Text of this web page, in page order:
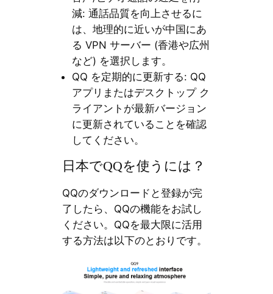
減: 通話品質を向上させるに
は、地理的に近いが中国にあ
る VPN サーバー (香港や広州
など) を選択します。
QQ を定期的に更新する: QQ
アプリまたはデスクトップ ク
ライアントが最新バージョン
に更新されていることを確認
してください。
日本でQQを使うには？
QQのダウンロードと登録が完
了したら、QQの機能をお試し
ください。QQを最大限に活用
する方法は以下のとおりです。